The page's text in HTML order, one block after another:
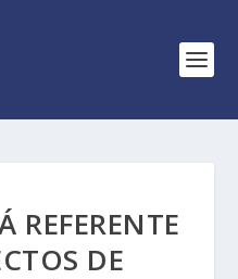
REFERENTE
DE